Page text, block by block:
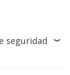
seguridad